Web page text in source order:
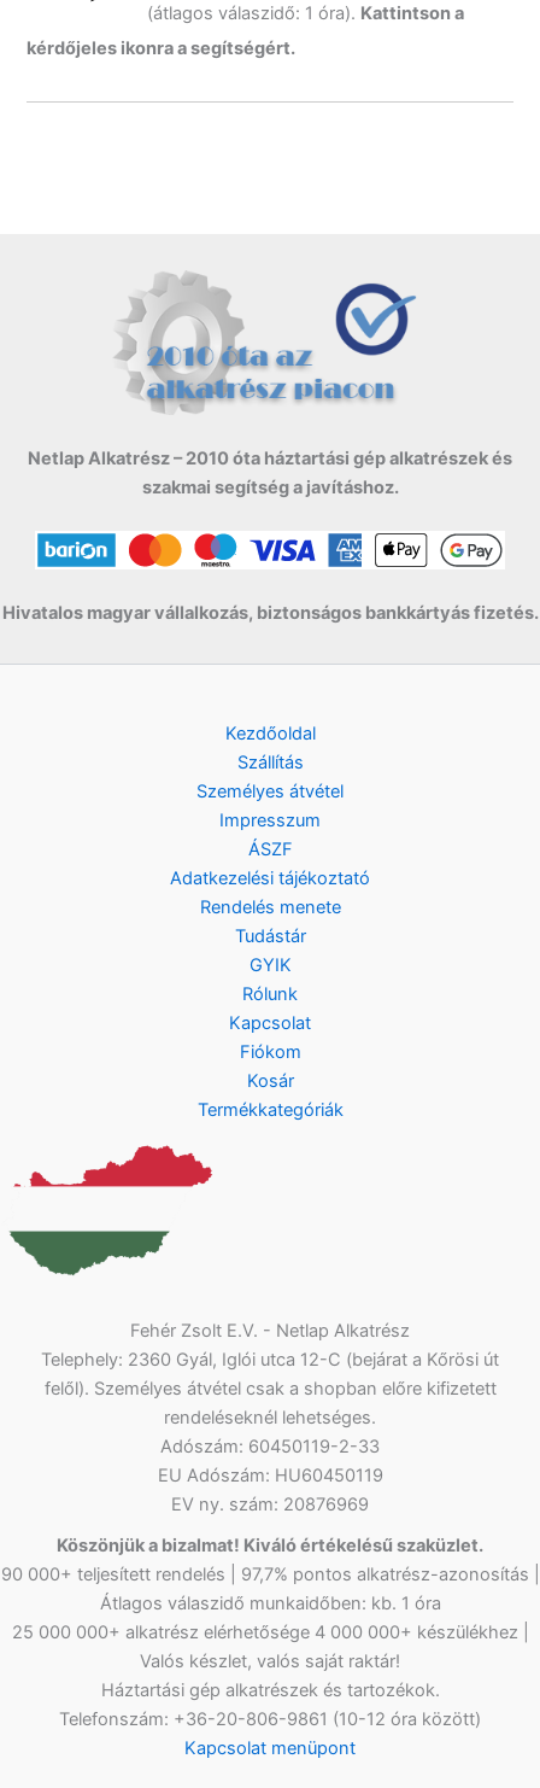
e
(átlagos válaszidő: 1 óra). Kattintson a
kérdőjeles ikonra a segítségért.
Netlap Alkatrész – 2010 óta háztartási gép alkatrészek és
szakmai segítség a javításhoz.
Hivatalos magyar vállalkozás, biztonságos bankkártyás fizetés.
Kezdőoldal
Szállítás
Személyes átvétel
Impresszum
ÁSZF
Adatkezelési tájékoztató
Rendelés menete
Tudástár
GYIK
Rólunk
Kapcsolat
Fiókom
Kosár
Termékkategóriák
Fehér Zsolt E.V. - Netlap Alkatrész
Telephely: 2360 Gyál, Iglói utca 12-C (bejárat a Kőrösi út
felől). Személyes átvétel csak a shopban előre kifizetett
rendeléseknél lehetséges.
Adószám: 60450119-2-33
EU Adószám: HU60450119
EV ny. szám: 20876969
Köszönjük a bizalmat! Kiváló értékelésű szaküzlet.
90 000+ teljesített rendelés | 97,7% pontos alkatrész-azonosítás |
Átlagos válaszidő munkaidőben: kb. 1 óra
25 000 000+ alkatrész elérhetősége 4 000 000+ készülékhez |
Valós készlet, valós saját raktár!
Háztartási gép alkatrészek és tartozékok.
Telefonszám: +36-20-806-9861 (10-12 óra között)
Kapcsolat menüpont